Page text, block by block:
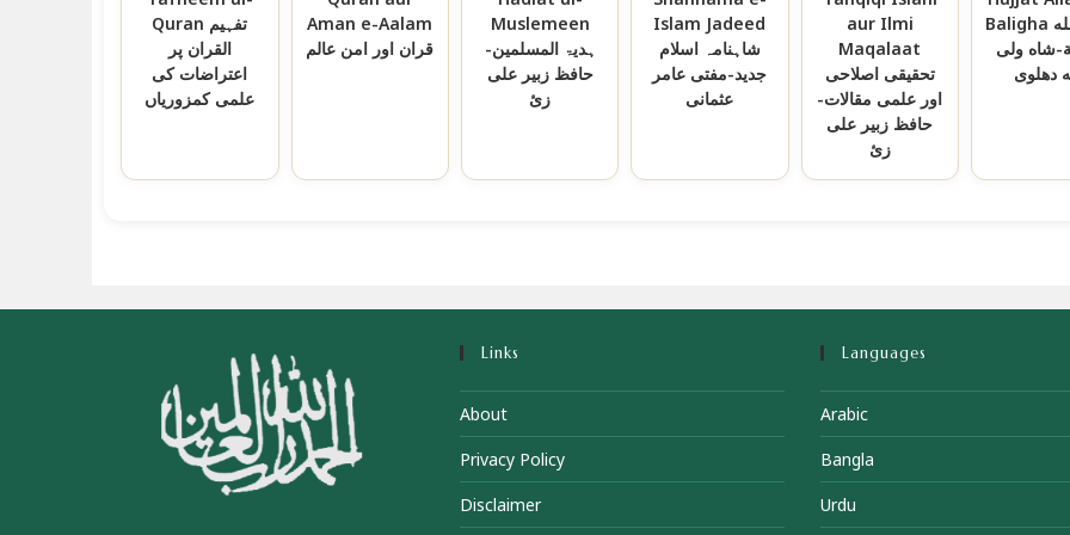
Quran تفہیم
القران پر
اعتراضات کی
علمی کمزوریاں
Aman e-Aalam
قران اور امن عالم
Muslemeen
ہدیۃ المسلمین-
حافظ زبیر علی
زئ
Islam Jadeed
شاہنامہ اسلام
جدید-مفتی عامر
عثمانی
aur Ilmi
Maqalaat
تحقیقی اصلاحی
اور علمی مقالات-
حافظ زبیر علی
زئ
Baligha حجة الله
شاه ولی
دهلوی
Links
About
Privacy Policy
Disclaimer
Languages
Arabic
Bangla
Urdu